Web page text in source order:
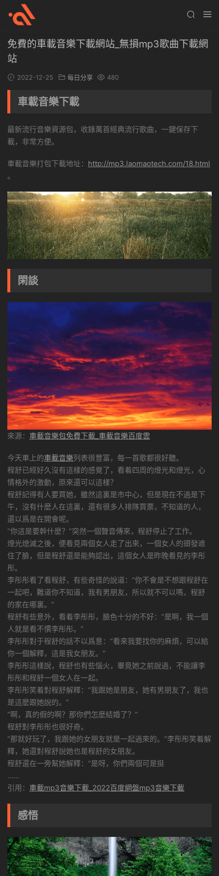
免費的車載音樂下載網站_無損mp3歌曲下載網
站
2022-12-25 每日分享 480
車載音樂下載
最新流行音樂資源包，收錄萬首經典流行歌曲，一鍵保存下
載，非常方便。
車載音樂打包下載地址： http://mp3.laomaotech.com/18.html
。
閑談
來源： 車載音樂包免費下載_車載音樂百度雲
今天車上的車載音樂列表很豐富，每一首歌都很好聽。
程舒已經好久沒有這樣的感覺了，看着四周的燈光和燈光，心
情格外的激動，原來還可以這樣？
程舒記得有人要買她，雖然這裏是市中心，但是現在不過是下
午，沒有什麽人在這裏，還有很多人排隊買票，不知道的人，
還以爲是在開會呢。
“你這是要幹什麽？”突然一個聲音傳來，程舒停止了工作。
燈光熄滅之後，便看見兩個女人走了出來，一個女人的頭發遮
住了臉，但是程舒還是能夠認出，這個女人是昨晚看見的李彤
彤。
李彤彤看了看程舒，有些奇怪的說道：“你不會是不想跟程舒在
一起吧，難道你不知道，我有男朋友，所以就不可以嗎，程舒
的家在哪裏。”
程舒有些意外，看着李彤彤，臉色十分的不好：“是啊，我一個
人就是看不慣李彤彤。”
李彤彤對于程舒的話不以爲意：“看來我要找你的麻煩，可以給
你一個解釋，這是我女朋友。”
李彤彤這樣說，程舒也有些惱火，畢竟她之前說過，不能讓李
彤彤和程舒一個女人在一起。
李彤彤笑着對程舒解釋：“我跟她是朋友，她有男朋友了，我也
是這麽跟她說的。”
“啊，真的假的啊？那你們怎麽結婚了？”
程舒對李彤彤也很好奇。
“那就好玩了，我跟她的女朋友就是一起過來的。”李彤彤笑着解
釋，她還對程舒說她也是程舒的女朋友。
程舒還在一旁幫她解釋：“是呀，你們兩個可是挺
……
引用： 車載mp3音樂下載_2022百度網盤mp3音樂下載
感悟